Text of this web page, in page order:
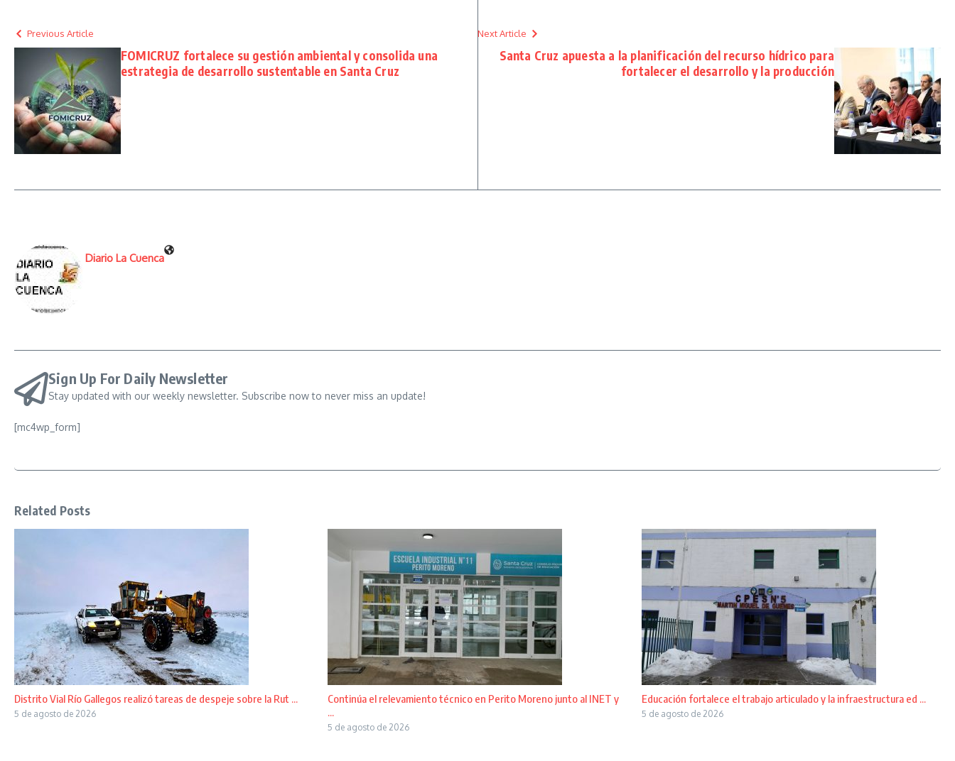
Previous Article
FOMICRUZ fortalece su gestión ambiental y consolida una
estrategia de desarrollo sustentable en Santa Cruz
Next Article
Santa Cruz apuesta a la planificación del recurso hídrico para
fortalecer el desarrollo y la producción
Diario La Cuenca
Sign Up For Daily Newsletter
Stay updated with our weekly newsletter. Subscribe now to never miss an update!
[mc4wp_form]
Related Posts
Distrito Vial Río Gallegos realizó tareas de despeje sobre la Rut ...
5 de agosto de 2026
Continúa el relevamiento técnico en Perito Moreno junto al INET y
...
5 de agosto de 2026
Educación fortalece el trabajo articulado y la infraestructura ed ...
5 de agosto de 2026